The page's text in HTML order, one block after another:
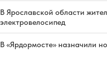
В Ярославской области
электровелосипед
В «Ярдормосте» назначили